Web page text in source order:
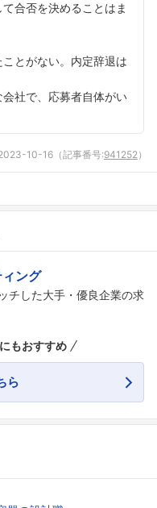
しませんか？
合否を決めることはま
とがない。内定辞退は
社で、応募者自体がい
10-16 （記事番号:941252）
ング
チした大手・優良企業の求
もおすすめ
ら